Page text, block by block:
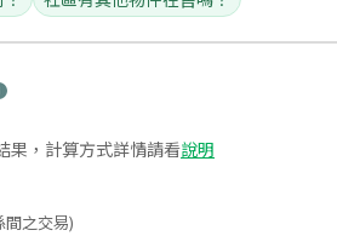
果，計算方式詳情請看說明
之交易)